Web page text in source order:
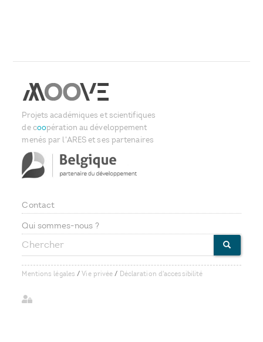
Projets académiques et scientifiques
de coopération au développement
menés par l'ARES et ses partenaires
Footer
menu
Contact
Qui sommes-nous ?
Chercher
Mentions légales /Vie privée / Déclaration d'accessibilité
User